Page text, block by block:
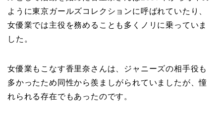
ように東京ガールズコレクションに呼ばれていたり、
女優業では主役を務めることも多くノリに乗っていま
した。
女優業もこなす香里奈さんは、ジャニーズの相手役も
多かったため同性から羨ましがられていましたが、憧
れられる存在でもあったのです。